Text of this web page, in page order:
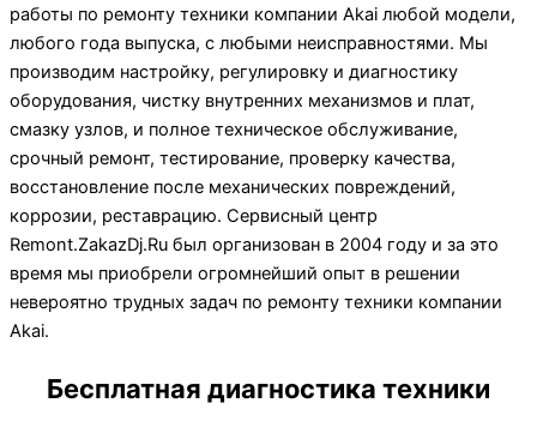
работы по ремонту техники компании Akai любой модели,
любого года выпуска, с любыми неисправностями. Мы
производим настройку, регулировку и диагностику
оборудования, чистку внутренних механизмов и плат,
смазку узлов, и полное техническое обслуживание,
срочный ремонт, тестирование, проверку качества,
восстановление после механических повреждений,
коррозии, реставрацию. Сервисный центр
Remont.ZakazDj.Ru был организован в 2004 году и за это
время мы приобрели огромнейший опыт в решении
невероятно трудных задач по ремонту техники компании
Akai.
Бесплатная диагностика техники